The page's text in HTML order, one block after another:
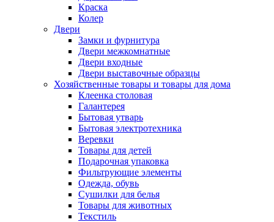
Краска
Колер
Двери
Замки и фурнитура
Двери межкомнатные
Двери входные
Двери выставочные образцы
Хозяйственные товары и товары для дома
Клеенка столовая
Галантерея
Бытовая утварь
Бытовая электротехника
Веревки
Товары для детей
Подарочная упаковка
Фильтрующие элементы
Одежда, обувь
Сушилки для белья
Товары для животных
Текстиль